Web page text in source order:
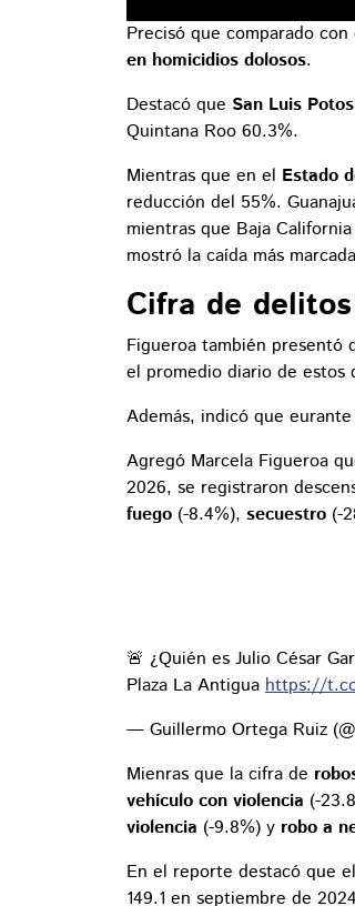
Precisó que comparado
en homicidios dolosos.
Destacó que San Luis
Quintana Roo 60.3%.
Mientras que en el Estado
reducción del 55%.
mientras que Baja
mostró la caída más
Cifra de
Figueroa también presentó
el promedio diario de estos
Además, indicó que
Agregó Marcela Figueroa
2026, se registraron
fuego (-8.4%), secuestro (-
🚨 ¿Quién es Julio César
Plaza La Antigua https://
— Guillermo Ortega Ruiz
Mienras que la cifra de
vehículo con violencia (-
violencia (-9.8%) y robo a
En el reporte destacó que
149.1 en septiembre de